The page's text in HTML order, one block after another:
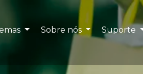
Sobre nós Suporte